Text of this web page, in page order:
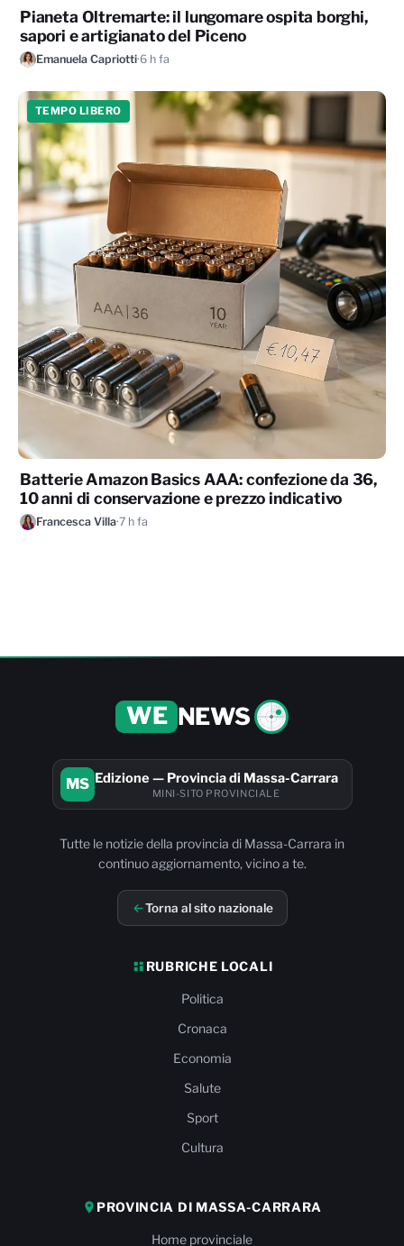
Pianeta Oltremarte: il lungomare ospita borghi,
sapori e artigianato del Piceno
Emanuela Capriotti·6 h fa
TEMPO LIBERO
Batterie Amazon Basics AAA: confezione da 36,
10 anni di conservazione e prezzo indicativo
Francesca Villa·7 h fa
WE NEWS
MS Edizione — Provincia di Massa-Carrara
MINI-SITO PROVINCIALE
Tutte le notizie della provincia di Massa-Carrara in
continuo aggiornamento, vicino a te.
Torna al sito nazionale
RUBRICHE LOCALI
Politica
Cronaca
Economia
Salute
Sport
Cultura
PROVINCIA DI MASSA-CARRARA
Home provinciale